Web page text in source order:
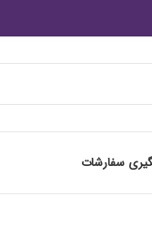
سفارشات